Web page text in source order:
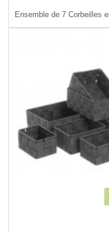
Ensemble de 7 Corbeilles